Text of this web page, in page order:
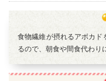
食物繊維が摂れるアボカド
るので、朝食や間食代わり